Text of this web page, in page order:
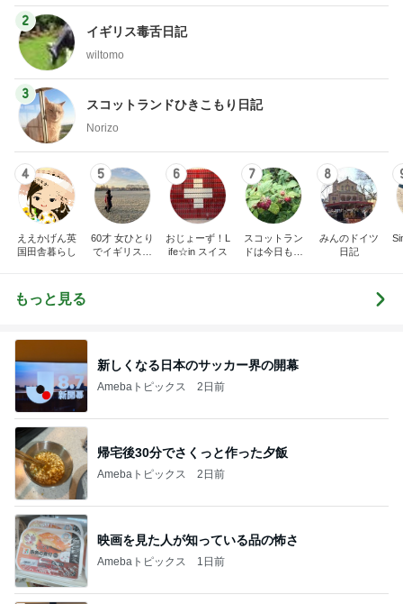
2
イギリス毒舌日記
wiltomo
3
スコットランドひきこもり日記
Norizo
4
ええかげん英
国田舎暮らし
5
60才 女ひとり
でイギリスに
6
おじょーず！L
ife☆in スイス
7
スコットラン
ドは今日も曇
8
みんのドイツ
日記
もっと見る
新しくなる日本のサッカー界の開幕
Amebaトピックス 2日前
帰宅後30分でさくっと作った夕飯
Amebaトピックス 2日前
映画を見た人が知っている品の怖さ
Amebaトピックス 1日前